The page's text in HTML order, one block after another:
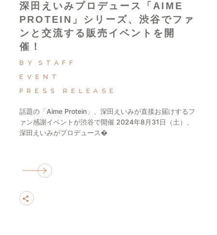
深田えいみプロデュース「AIME
PROTEIN」シリーズ、渋谷でファ
ンと交流する販売イベントを開
催！
BY
STAFF
EVENT
PRESS RELEASE
話題の「Aime Protein」、深田えいみが直接お届けするフ
ァン感謝イベントが渋谷で開催 2024年8月31日（土）、
深田えいみがプロデュース�